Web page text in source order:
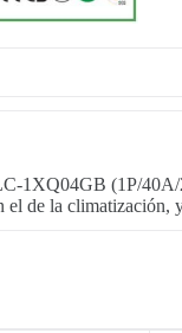
1XQ04GB (1P/
el de la